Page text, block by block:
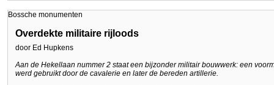
Bossche monumenten
Overdekte militaire rijloods
door Ed Hupkens
Aan de Hekellaan nummer 2 staat een bijzonder militair bouwwerk: een
werd gebruikt door de cavalerie en later de bereden artillerie.